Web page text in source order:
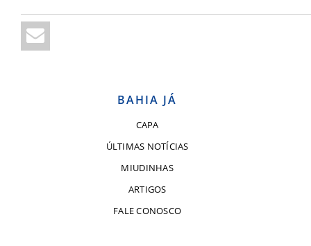
BAHIA JÁ
CAPA
ÚLTIMAS NOTÍCIAS
MIUDINHAS
ARTIGOS
FALE CONOSCO